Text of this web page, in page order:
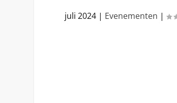
juli 2024 | Evenementen |